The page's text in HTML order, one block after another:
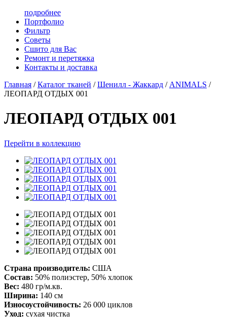
подробнее
Портфолио
Фильтр
Советы
Сшито для Вас
Ремонт и перетяжка
Контакты и доставка
Главная / Каталог тканей / Шенилл - Жаккард / ANIMALS /
ЛЕОПАРД ОТДЫХ 001
ЛЕОПАРД ОТДЫХ 001
Перейти в коллекцию
Страна производитель: США
Состав: 50% полиэстер, 50% хлопок
Вес: 480 гр/м.кв.
Ширина: 140 см
Износоустойчивость: 26 000 циклов
Уход: сухая чистка